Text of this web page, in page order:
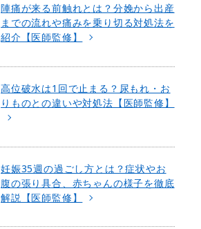
陣痛が来る前触れとは？分娩から出産
までの流れや痛みを乗り切る対処法を
紹介【医師監修】
高位破水は1回で止まる？尿もれ・お
りものとの違いや対処法【医師監修】
妊娠35週の過ごし方とは？症状やお
腹の張り具合、赤ちゃんの様子を徹底
解説【医師監修】